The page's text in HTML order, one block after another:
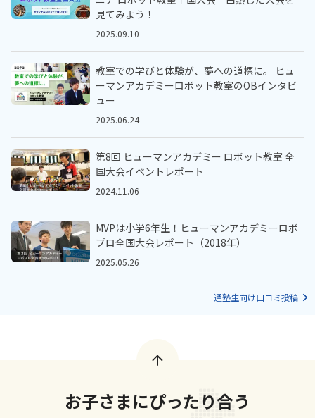
見てみよう！
2025.09.10
教室での学びと体験が、夢への道標に。 ヒュ
ーマンアカデミーロボット教室のOBインタビ
ュー
2025.06.24
第8回 ヒューマンアカデミー ロボット教室 全
国大会イベントレポート
2024.11.06
MVPは小学6年生！ヒューマンアカデミーロボ
プロ全国大会レポート（2018年）
2025.05.26
通塾生向け口コミ投稿
お子さまにぴったり合う